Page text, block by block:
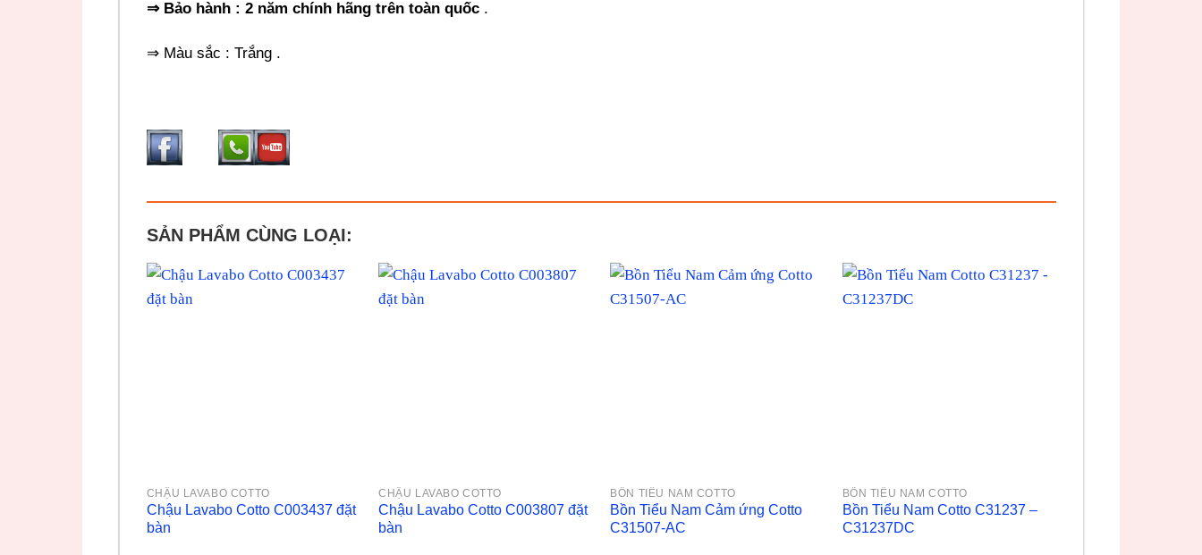
⇒ Bảo hành : 2 năm chính hãng trên toàn quốc .
⇒ Màu sắc : Trắng .
SẢN PHẨM CÙNG LOẠI:
CHẬU LAVABO COTTO
Chậu Lavabo Cotto C003437 đặt
bàn
CHẬU LAVABO COTTO
Chậu Lavabo Cotto C003807 đặt
bàn
BỒN TIỂU NAM COTTO
Bồn Tiểu Nam Cảm ứng Cotto
C31507-AC
BỒN TIỂU NAM COTTO
Bồn Tiểu Nam Cotto C31237 –
C31237DC